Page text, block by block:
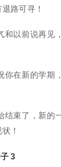
路可寻！
和以前说再见
你在新的学期
结束了，新的
！
3